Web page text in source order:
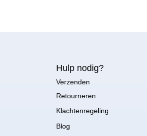
Hulp nodig?
Verzenden
Retourneren
Klachtenregeling
Blog